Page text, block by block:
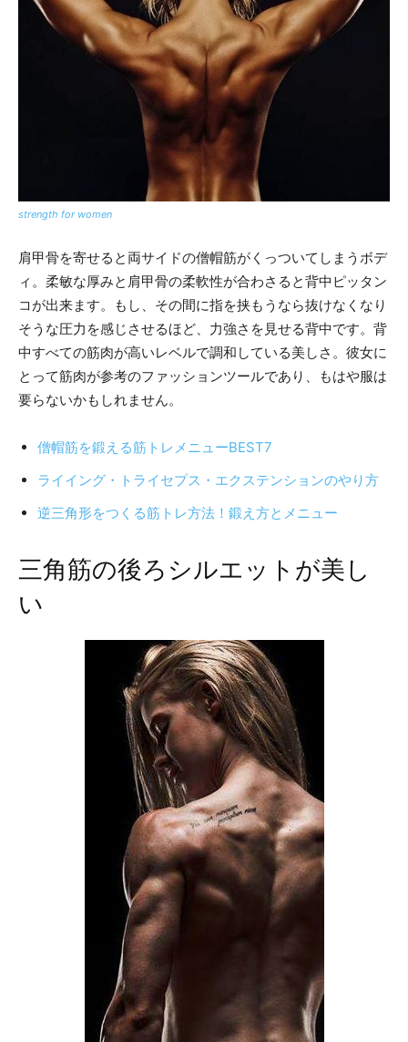
strength for women
肩甲骨を寄せると両サイドの僧帽筋がくっついてしまうボデ
ィ。柔敏な厚みと肩甲骨の柔軟性が合わさると背中ピッタン
コが出来ます。もし、その間に指を挟もうなら抜けなくなり
そうな圧力を感じさせるほど、力強さを見せる背中です。背
中すべての筋肉が高いレベルで調和している美しさ。彼女に
とって筋肉が参考のファッションツールであり、もはや服は
要らないかもしれません。
僧帽筋を鍛える筋トレメニューBEST7
ライイング・トライセプス・エクステンションのやり方
逆三角形をつくる筋トレ方法！鍛え方とメニュー
三角筋の後ろシルエットが美し
い